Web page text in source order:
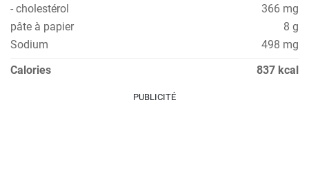
- cholestérol
366 mg
pâte à papier
8 g
Sodium
498 mg
Calories
837 kcal
PUBLICITÉ